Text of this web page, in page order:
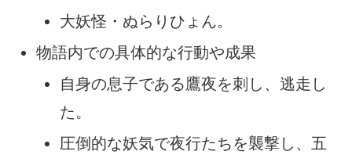
大妖怪・ぬらりひょん。
物語内での具体的な行動や成果
自身の息子である鷹夜を刺し、逃走し
た。
圧倒的な妖気で夜行たちを襲撃し、五